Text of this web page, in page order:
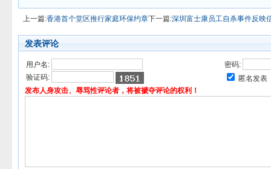
上一篇:香港首个堂区推行家庭环保约章下一篇:深圳富士康员工自杀事件反映
发表评论
用户名:
密码:
验证码:
匿名发表
发布人身攻击、辱骂性评论者，将被褫夺评论的权利！